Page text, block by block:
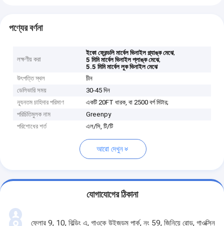
পণ্যের বর্ণনা
লক্ষণীয় করা
ইকো ফ্রেন্ডলি মার্বেল ভিনাইল প্ল্যাঙ্ক মেঝে,
5 মিমি মার্বেল ভিনাইল প্লাঙ্ক মেঝে,
5.5 মিমি মার্বেল লুক ভিনাইল মেঝে
উৎপত্তি স্থল
চীন
ডেলিভারি সময়
30-45 দিন
ন্যূনতম চাহিদার পরিমাণ
একটি 20FT ধারক, বা 2500 বর্গ মিটার;
পরিচিতিমুলক নাম
Greenpy
পরিশোধের শর্ত
এল/সি, টি/টি
আরো দেখুন
যোগাযোগের ঠিকানা
ফ্লোর 9, 10, বিল্ডিং এ, গাওকে উইজডম পার্ক, নং 59, জিনিয়ে রোড, গাওক্সিন